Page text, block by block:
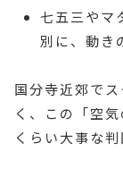
七五三やマ
別に、動き
国分寺近郊で
く、この「空
くらい大事な判